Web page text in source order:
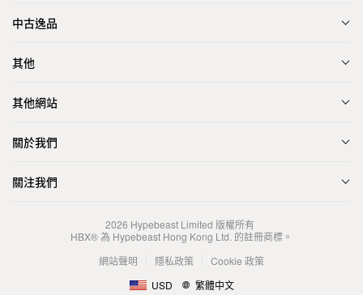
中古逸品
其他
其他網站
關於我們
關注我們
2026 Hypebeast Limited 版權所有
HBX® 為 Hypebeast Hong Kong Ltd. 的註冊商標。
網站聲明
隱私政策
Cookie 政策
USD
繁體中文